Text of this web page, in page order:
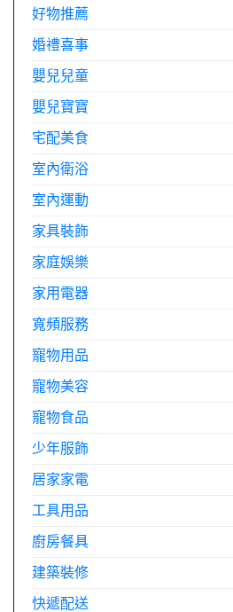
好物推薦
婚禮喜事
嬰兒兒童
嬰兒寶寶
宅配美食
室內衛浴
室內運動
家具裝飾
家庭娛樂
家用電器
寬頻服務
寵物用品
寵物美容
寵物食品
少年服飾
居家家電
工具用品
廚房餐具
建築裝修
快遞配送